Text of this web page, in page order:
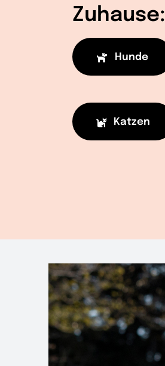
Zuhause:
Hunde
Katzen